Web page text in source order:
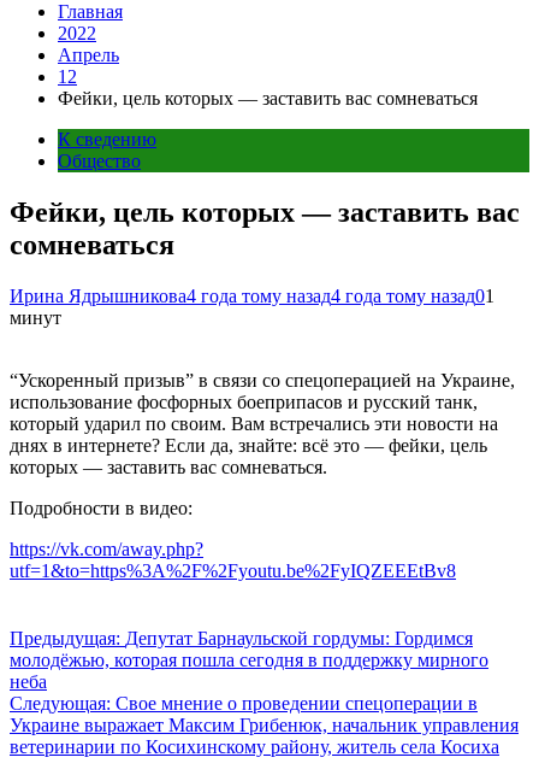
Главная
2022
Апрель
12
Фейки, цель которых — заставить вас сомневаться
К сведению
Общество
Фейки, цель которых — заставить вас
сомневаться
Ирина Ядрышникова4 года тому назад4 года тому назад01
минут
“Ускоренный призыв” в связи со спецоперацией на Украине,
использование фосфорных боеприпасов и русский танк,
который ударил по своим. Вам встречались эти новости на
днях в интернете? Если да, знайте: всё это — фейки, цель
которых — заставить вас сомневаться.
Подробности в видео:
https://vk.com/away.php?
utf=1&to=https%3A%2F%2Fyoutu.be%2FyIQZEEEtBv8
Навигация
по
записям
Предыдущая: Депутат Барнаульской гордумы: Гордимся
молодёжью, которая пошла сегодня в поддержку мирного
неба
Следующая: Свое мнение о проведении спецоперации в
Украине выражает Максим Грибенюк, начальник управления
ветеринарии по Косихинскому району, житель села Косиха